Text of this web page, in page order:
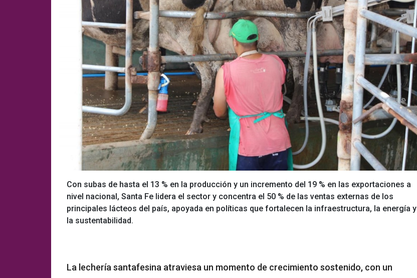
Con subas de hasta el 13 % en la producción y un incremento del 19 % en las exportaciones a
nivel nacional, Santa Fe lidera el sector y concentra el 50 % de las ventas externas de los
principales lácteos del país, apoyada en políticas que fortalecen la infraestructura, la energía y
la sustentabilidad.
La lechería santafesina atraviesa un momento de crecimiento sostenido, con un